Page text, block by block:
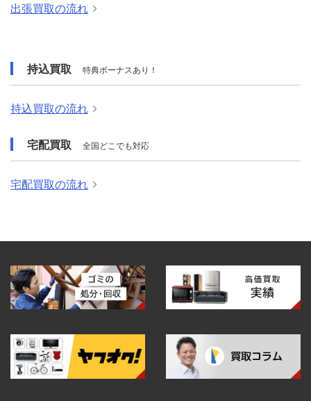
出張買取の流れ
持込買取 特典ボーナスあり！
持込買取の流れ
宅配買取 全国どこでも対応
宅配買取の流れ